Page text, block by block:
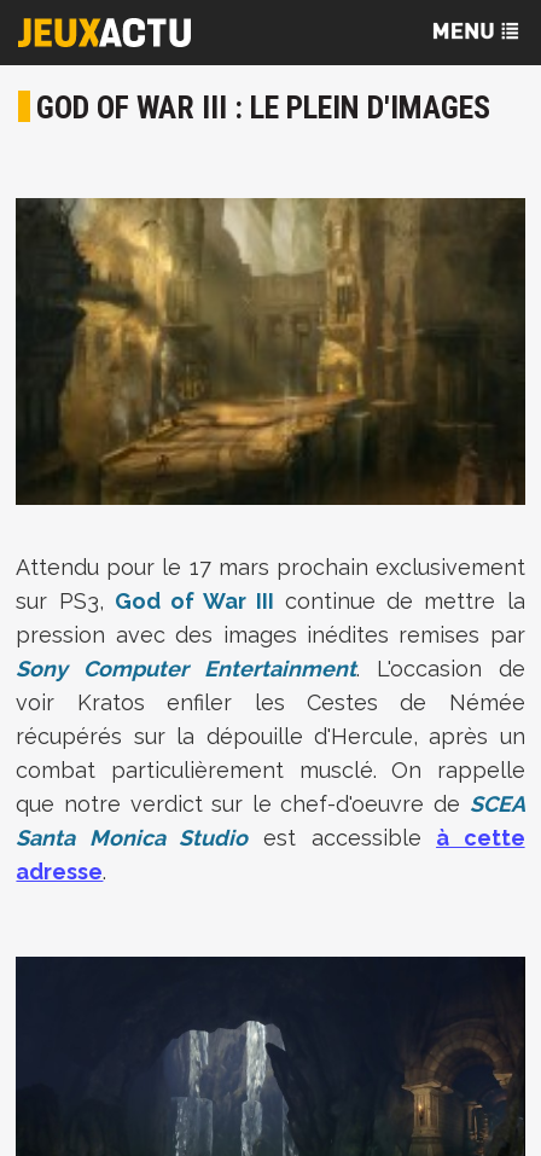
GOD OF WAR III : LE PLEIN D'IMAGES
Attendu pour le 17 mars prochain exclusivement
sur PS3, God of War III continue de mettre la
pression avec des images inédites remises par
Sony Computer Entertainment. L'occasion de
voir Kratos enfiler les Cestes de Némée
récupérés sur la dépouille d'Hercule, après un
combat particulièrement musclé. On rappelle
que notre verdict sur le chef-d'oeuvre de SCEA
Santa Monica Studioest accessible à cette
adresse.